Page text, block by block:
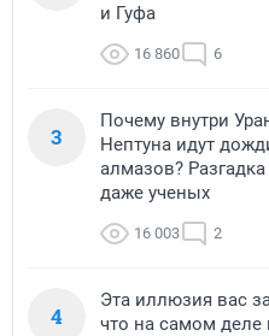
и Гуфа
16 860 6
3
Почему внутри
Нептуна идут
алмазов?
даже ученых
16 003 2
4
Эта иллюзия вас
что на самом деле